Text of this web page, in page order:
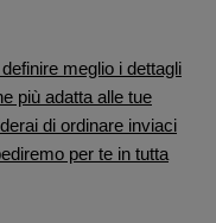
meglio i dettagli
più adatta alle tue
di ordinare inviaci
per te in tutta